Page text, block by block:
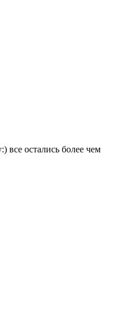
все остались более чем